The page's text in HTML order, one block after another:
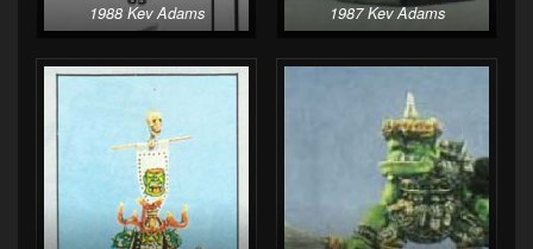
1988 Kev Adams
1987 Kev Adams